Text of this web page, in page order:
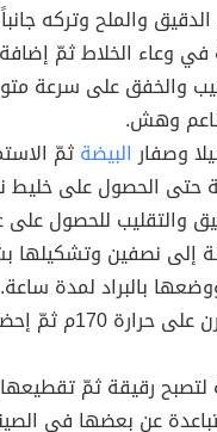
والملح وتركه
في وعاء الخلاط ثمّ
والخفق على سرعة
وهش.
وصفارالبيضةثمّ
حتى الحصول على خليط
والتقليب للحصول على
إلى نصفين
بالبراد لمدة ساعة.
تسخين الفرن على
لتصبح رقيقة ثمّ
عن بعضها في